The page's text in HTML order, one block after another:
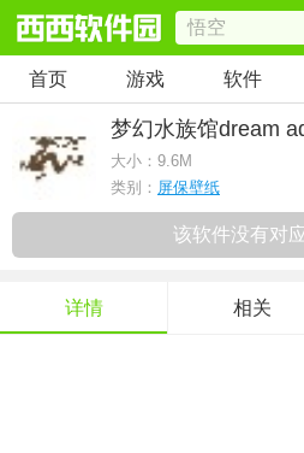
首页 游戏 软件
梦幻水族馆dream
大小： 9.6M
类别： 屏保壁纸
该软件没有对
详情 相关